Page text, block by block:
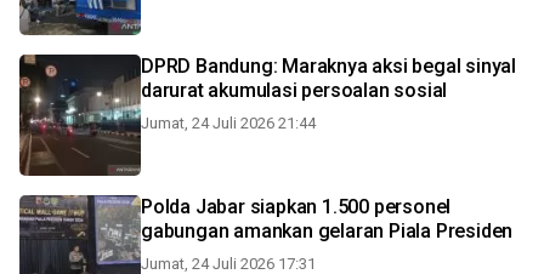
DPRD Bandung: Maraknya aksi begal sinyal
darurat akumulasi persoalan sosial
Jumat, 24 Juli 2026 21:44
Polda Jabar siapkan 1.500 personel
gabungan amankan gelaran Piala Presiden
Jumat, 24 Juli 2026 17:31